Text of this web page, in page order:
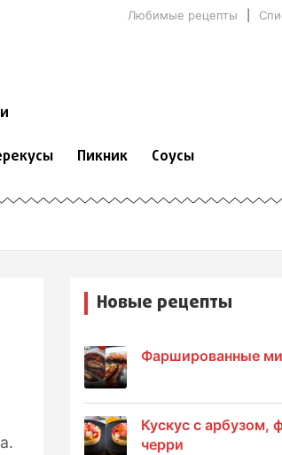
Любимые рецепты
Пикник Соусы
Новые рецепты
Фаршированные
Кускус с арбузом,
черри